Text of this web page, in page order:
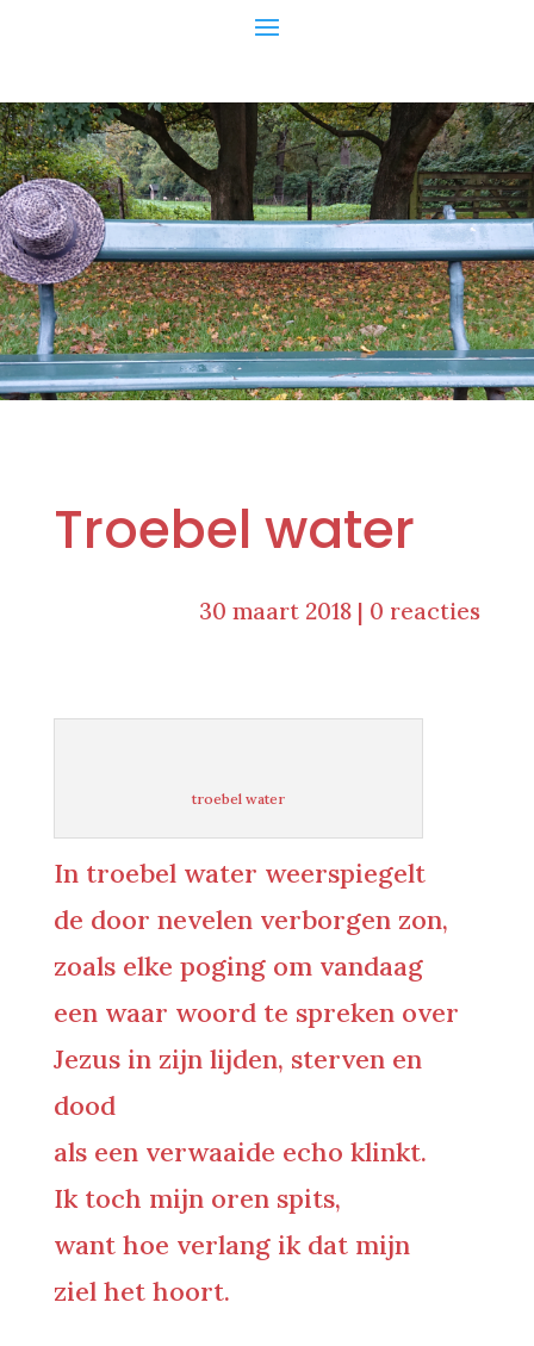
Troebel water
30 maart 2018 | 0 reacties
troebel water
In troebel water weerspiegelt
de door nevelen verborgen zon,
zoals elke poging om vandaag
een waar woord te spreken over
Jezus in zijn lijden, sterven en
dood
als een verwaaide echo klinkt.
Ik toch mijn oren spits,
want hoe verlang ik dat mijn
ziel het hoort.